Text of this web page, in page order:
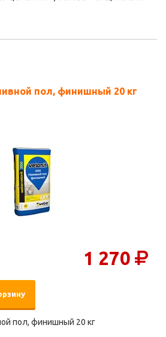
пол, финишный 20 кг
1 270
пол, финишный 20 кг